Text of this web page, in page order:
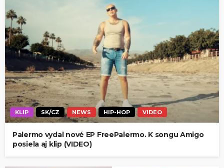
KLIP SK/CZ NEWS HIP-HOP VIDEO
Palermo vydal nové EP FreePalermo. K songu Amigo
posiela aj klip (VIDEO)